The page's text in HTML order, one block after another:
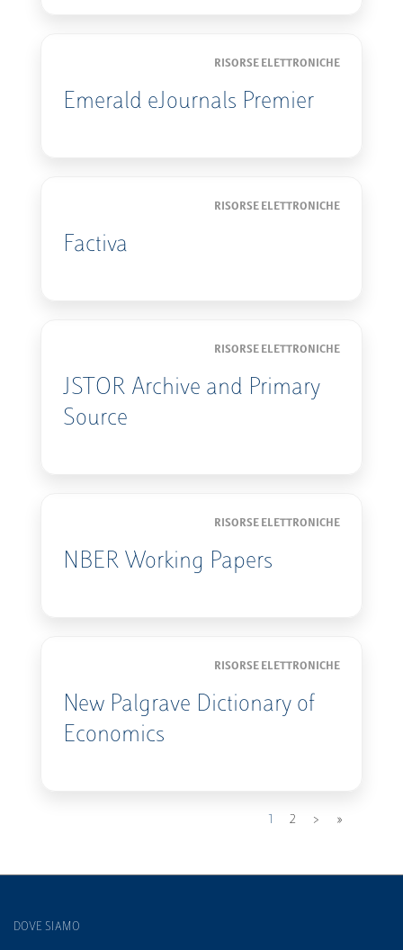
RISORSE ELETTRONICHE
Emerald eJournals Premier
RISORSE ELETTRONICHE
Factiva
RISORSE ELETTRONICHE
JSTOR Archive and Primary
Source
RISORSE ELETTRONICHE
NBER Working Papers
RISORSE ELETTRONICHE
New Palgrave Dictionary of
Economics
Pagina
1 Pagina
2 > Pagina
»Ultima
DOVE SIAMO